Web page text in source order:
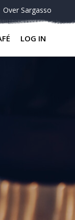
Over Sargasso
LOG IN